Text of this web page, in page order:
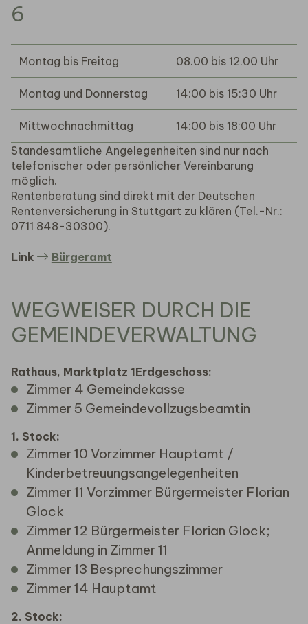
6
Montag bis Freitag 08.00 bis 12.00 Uhr
Montag und Donnerstag 14:00 bis 15:30 Uhr
Mittwochnachmittag
14:00 bis 18:00 Uhr
Standesamtliche Angelegenheiten sind nur nach
telefonischer oder persönlicher Vereinbarung
möglich.
Rentenberatung sind direkt mit der Deutschen
Rentenversicherung in Stuttgart zu klären (Tel.-Nr.:
0711 848-30300).
Link Bürgeramt
WEGWEISER DURCH DIE
GEMEINDEVERWALTUNG
Rathaus, Marktplatz 1Erdgeschoss:
Zimmer 4 Gemeindekasse
Zimmer 5 Gemeindevollzugsbeamtin
1. Stock:
Zimmer 10 Vorzimmer Hauptamt /
Kinderbetreuungsangelegenheiten
Zimmer 11 Vorzimmer Bürgermeister Florian
Glock
Zimmer 12 Bürgermeister Florian Glock;
Anmeldung in Zimmer 11
Zimmer 13 Besprechungszimmer
Zimmer 14 Hauptamt
2. Stock: